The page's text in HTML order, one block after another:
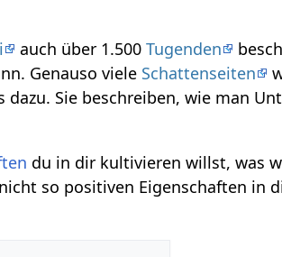
auch über 1.500Tugenden
Genauso viele Schattenseiten
Sie beschreiben, wie man
du in dir kultivieren willst, was
so positiven Eigenschaften in